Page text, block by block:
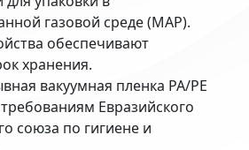
газовой среде (MAP).
обеспечивают
хранения.
вакуумная пленка PA/PE
требованиям Евразийского
союза по гигиене и